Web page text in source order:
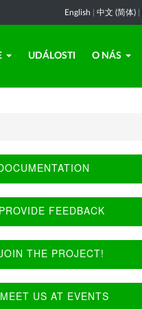
English 中文 (简体)
UDÁLOSTI O NÁS
FEEDBACK
THE PROJECT!
US AT EVENTS